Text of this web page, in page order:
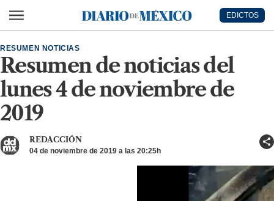
Diario de México
EDICTOS
Resumen de noticias del
lunes 4 de noviembre de
2019
RESUMEN NOTICIAS
REDACCIÓN
04 de noviembre de 2019 a las 20:25h